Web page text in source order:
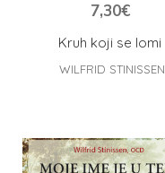
Kruh koji se lomi
7,30€
WILFRID STINISSEN